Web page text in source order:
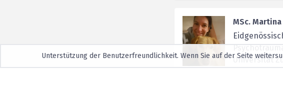
MSc.
Universität
Unterstützung der Benutzerfreundlichkeit. Wenn Sie auf der Seite